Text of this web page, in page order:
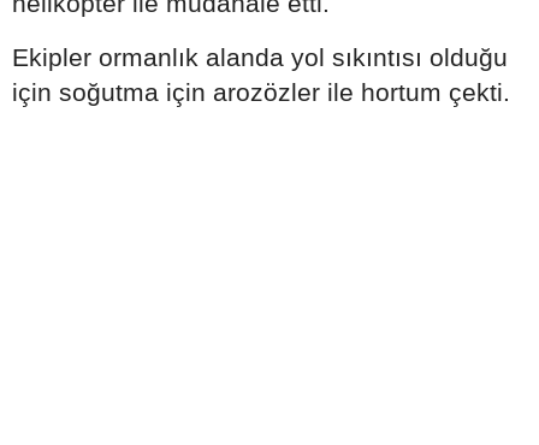
Ekipler ormanlık alanda yol sıkıntısı olduğu
için soğutma için arozözler ile hortum çekti.